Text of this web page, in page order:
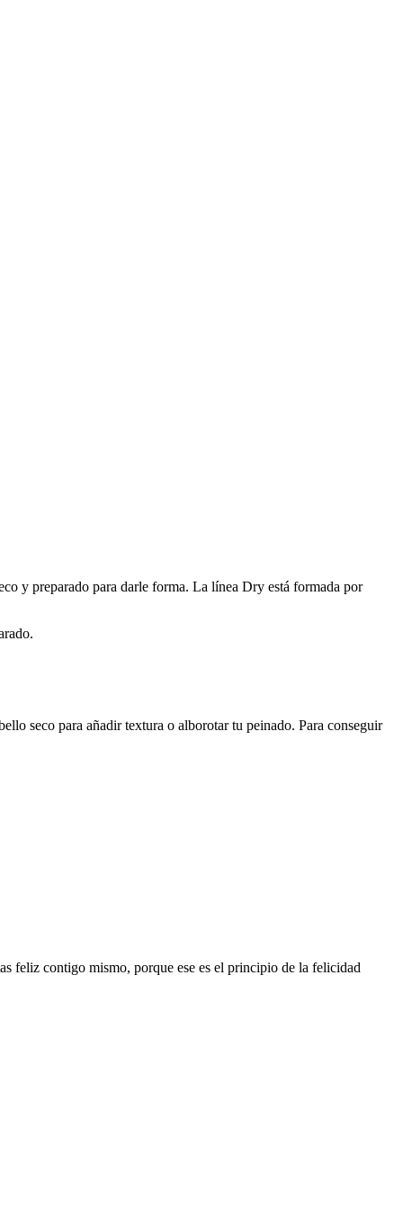
y preparado para darle forma. La línea Dry está formada por
seco para añadir textura o alborotar tu peinado. Para conseguir
feliz contigo mismo, porque ese es el principio de la felicidad